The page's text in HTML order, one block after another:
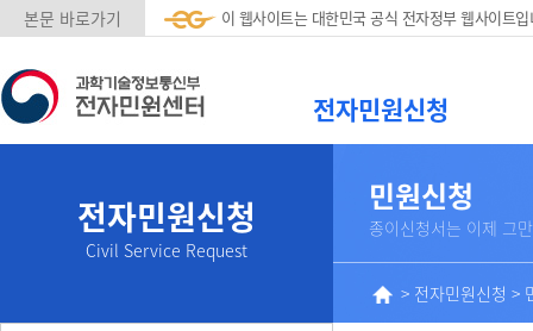
본문 바로가기 이 웹사이트는 대한민국 공식 전자정부 웹사이트
전자민원신청
전자민원신청
Civil Service Request
민원신청
종이신청서는 이제 그
> 전자민원신청 >